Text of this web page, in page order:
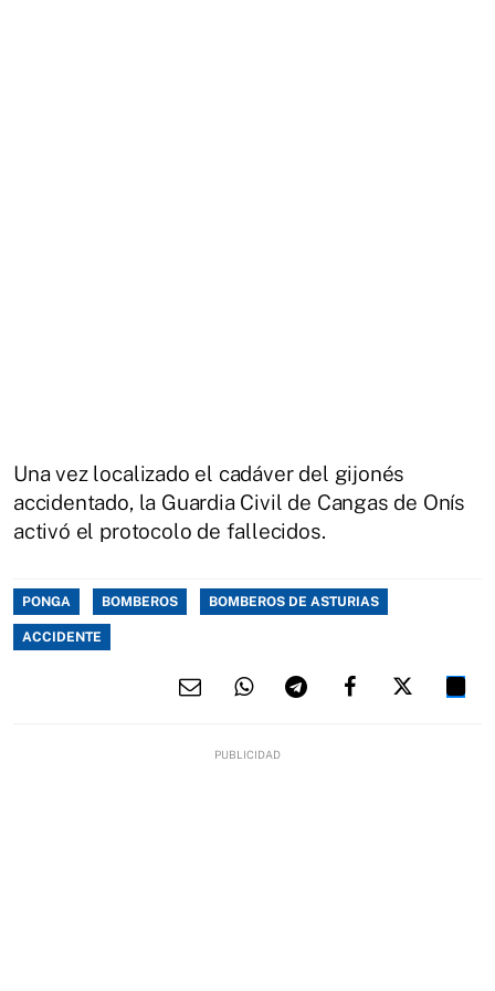
Una vez localizado el cadáver del gijonés
accidentado, la Guardia Civil de Cangas de Onís
activó el protocolo de fallecidos.
PONGA BOMBEROS BOMBEROS DE ASTURIAS
ACCIDENTE